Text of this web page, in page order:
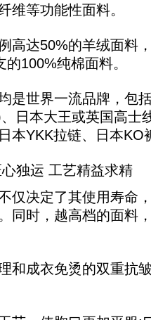
维等功能性面料。
达50%的羊绒面料
100%纯棉面料。
世界一流品牌，包
日本大王或英国高士
本YKK拉链、日本KO
独运 工艺精益求精
决定了其使用寿命
同时，越高档的面料
成衣免烫的双重抗